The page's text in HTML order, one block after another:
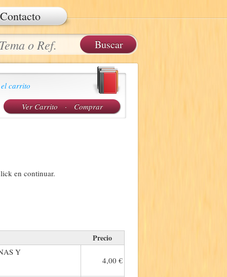
Contacto
carrito
Ver Carrito · Comprar
en continuar.
Precio
Y
4,00 €